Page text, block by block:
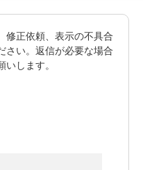
修正依頼、表示の不具合
さい。返信が必要な場合
いします。